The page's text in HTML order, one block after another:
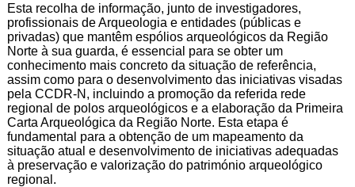
Esta recolha de informação, junto de investigadores,
profissionais de Arqueologia e entidades (públicas e
privadas) que mantêm espólios arqueológicos da Região
Norte à sua guarda, é essencial para se obter um
conhecimento mais concreto da situação de referência,
assim como para o desenvolvimento das iniciativas visadas
pela CCDR-N, incluindo a promoção da referida rede
regional de polos arqueológicos e a elaboração da Primeira
Carta Arqueológica da Região Norte. Esta etapa é
fundamental para a obtenção de um mapeamento da
situação atual e desenvolvimento de iniciativas adequadas
à preservação e valorização do património arqueológico
regional.